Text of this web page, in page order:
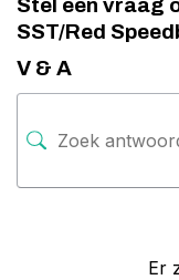
SST/Red
V & A
Er